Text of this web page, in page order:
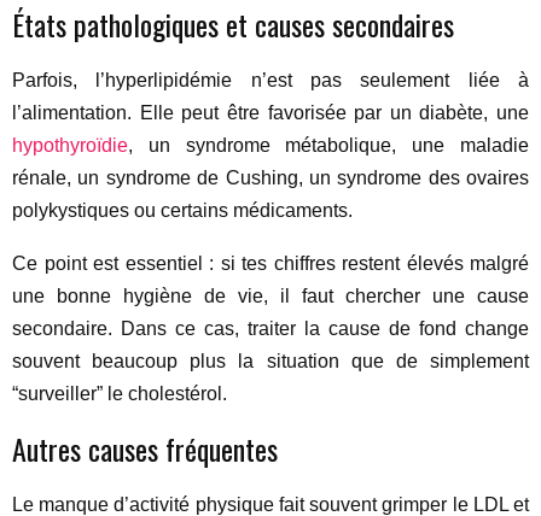
États pathologiques et causes secondaires
Parfois, l’hyperlipidémie n’est pas seulement liée à
l’alimentation. Elle peut être favorisée par un diabète, une
hypothyroïdie, un syndrome métabolique, une maladie
rénale, un syndrome de Cushing, un syndrome des ovaires
polykystiques ou certains médicaments.
Ce point est essentiel : si tes chiffres restent élevés malgré
une bonne hygiène de vie, il faut chercher une cause
secondaire. Dans ce cas, traiter la cause de fond change
souvent beaucoup plus la situation que de simplement
“surveiller” le cholestérol.
Autres causes fréquentes
Le manque d’activité physique fait souvent grimper le LDL et